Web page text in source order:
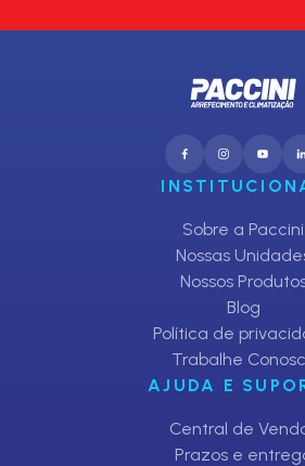
Sobre a Paccini
Nossas
Nossos
Blog
Política de
Trabalhe
AJUDA E
Central de
Prazos e